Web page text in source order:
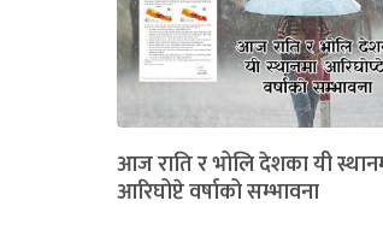
आज राति र भोलि देशका यी
आरिघोप्टे वर्षाको सम्भावना